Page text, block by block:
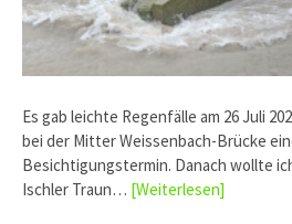
Es gab leichte Regenfälle am 26 Juli
bei der Mitter Weissenbach-Brücke
Besichtigungstermin. Danach wollte
Ischler Traun… [Weiterlesen]